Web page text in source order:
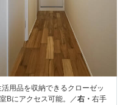
用品を収納できるクローゼッ
Bにアクセス可能。／右・ 右手